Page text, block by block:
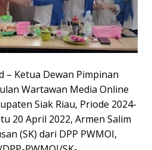
– Ketua Dewan Pimpinan
Wartawan Media Online
Siak Riau, Priode 2024-
20 April 2022, Armen Salim
(SK) dari DPP PWMOI,